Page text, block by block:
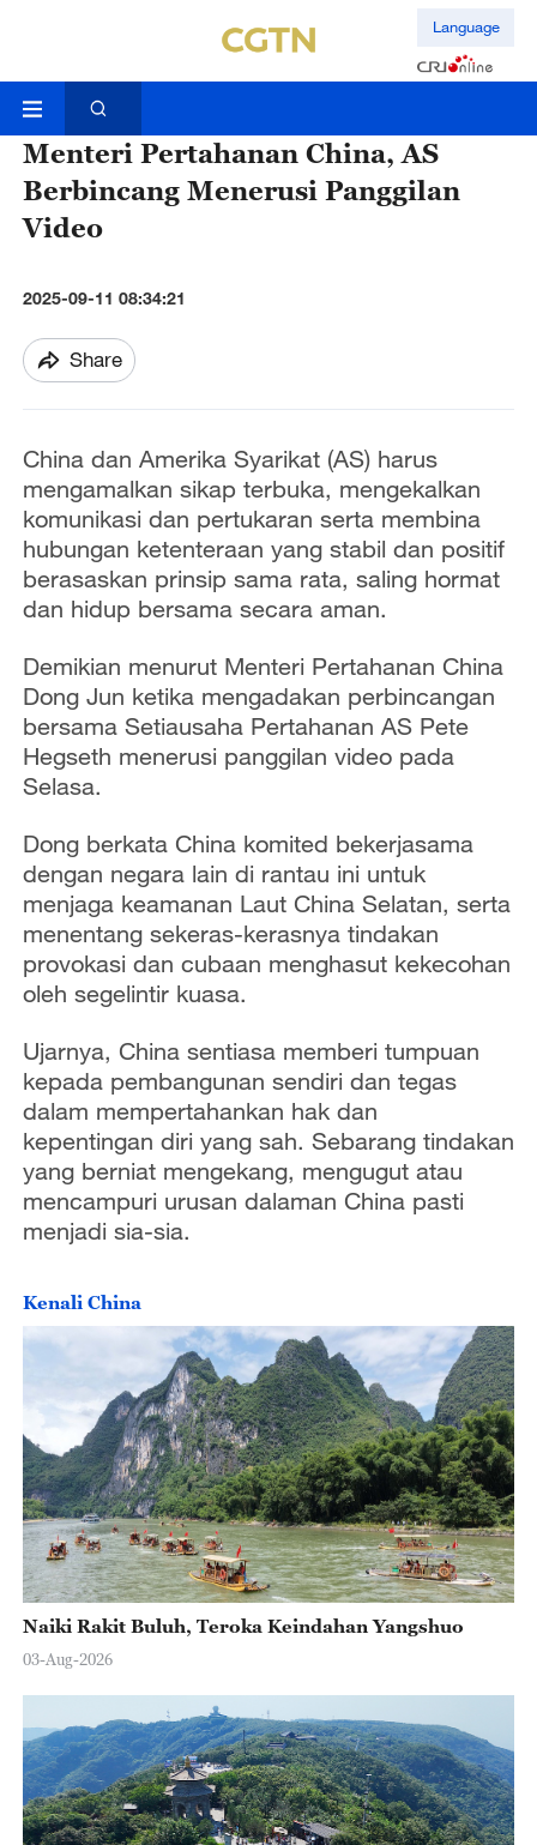
Language
Menteri Pertahanan China, AS
Berbincang Menerusi Panggilan
Video
2025-09-11 08:34:21
Share
China dan Amerika Syarikat (AS) harus
mengamalkan sikap terbuka, mengekalkan
komunikasi dan pertukaran serta membina
hubungan ketenteraan yang stabil dan positif
berasaskan prinsip sama rata, saling hormat
dan hidup bersama secara aman.
Demikian menurut Menteri Pertahanan China
Dong Jun ketika mengadakan perbincangan
bersama Setiausaha Pertahanan AS Pete
Hegseth menerusi panggilan video pada
Selasa.
Dong berkata China komited bekerjasama
dengan negara lain di rantau ini untuk
menjaga keamanan Laut China Selatan, serta
menentang sekeras-kerasnya tindakan
provokasi dan cubaan menghasut kekecohan
oleh segelintir kuasa.
Ujarnya, China sentiasa memberi tumpuan
kepada pembangunan sendiri dan tegas
dalam mempertahankan hak dan
kepentingan diri yang sah. Sebarang tindakan
yang berniat mengekang, mengugut atau
mencampuri urusan dalaman China pasti
menjadi sia-sia.
Kenali China
Naiki Rakit Buluh, Teroka Keindahan Yangshuo
03-Aug-2026